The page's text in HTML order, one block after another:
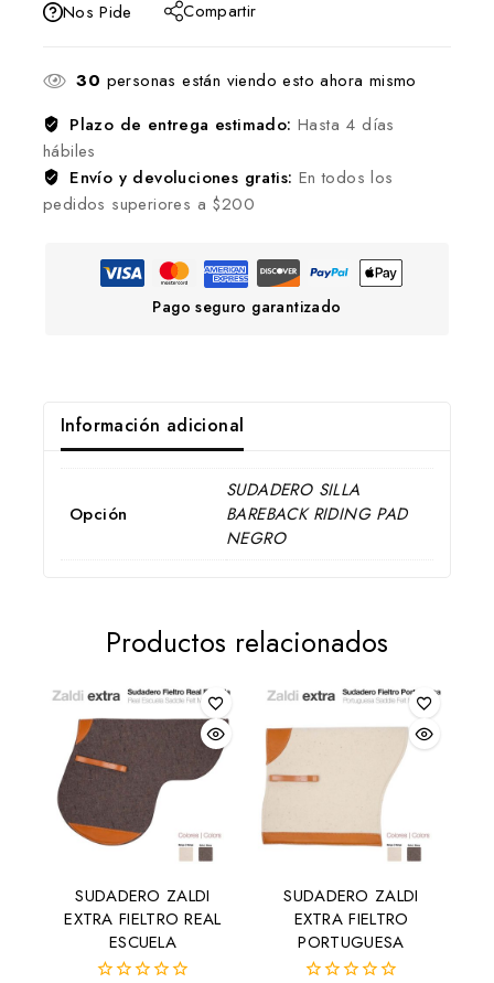
Nos Pide
Compartir
30 personas están viendo esto ahora mismo
Plazo de entrega estimado: Hasta 4 días
hábiles
Envío y devoluciones gratis: En todos los
pedidos superiores a $200
Pago seguro garantizado
Información adicional
Opción
SUDADERO SILLA
BAREBACK RIDING PAD
NEGRO
Productos relacionados
SUDADERO ZALDI
EXTRA FIELTRO REAL
ESCUELA
SUDADERO ZALDI
EXTRA FIELTRO
PORTUGUESA